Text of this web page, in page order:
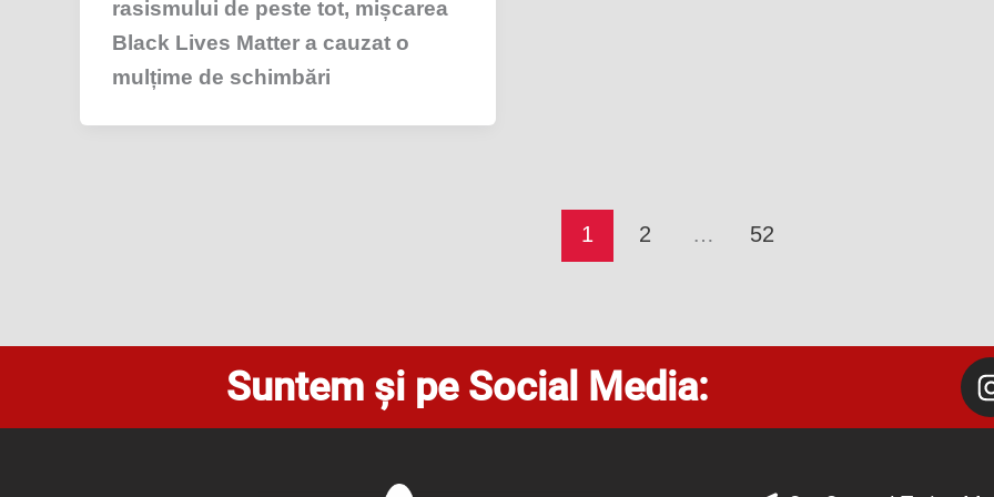
rasismului de peste tot, mișcarea
Black Lives Matter a cauzat o
mulțime de schimbări
1 2 … 52
Suntem și pe Social Media: